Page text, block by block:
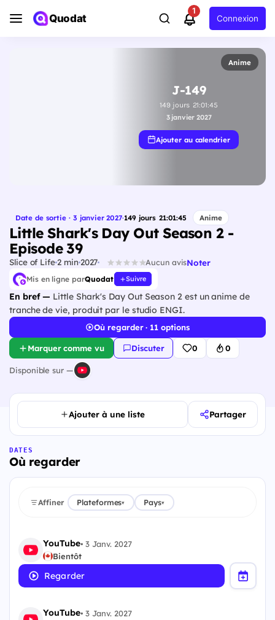
Quodat
1
Connexion
Anime
J-149
149jours 21:01:44
3 janvier 2027
Ajouter au calendrier
Date de sortie · 3 janvier 2027·149 jours 21:01:44 Anime
Little Shark's Day Out Season 2 -
Episode 39
Slice of Life 2 min 2027 Aucun avisNoter
Mis en ligne parQuodat Suivre
En bref — Little Shark's Day Out Season 2 est un anime de
tranche de vie, produit par le studio ENGI.
Où regarder · 11 options
Marquer comme vu Discuter 0 0
Disponible sur —
Ajouter à une liste Partager
DATES
Où regarder
Affiner Plateformes▾ Pays▾
YouTube•3 Janv. 2027
Bientôt
Regarder
YouTube•3 Janv. 2027